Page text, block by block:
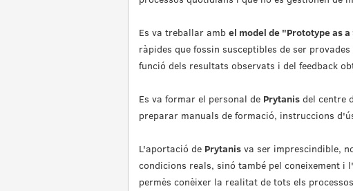
Es va treballar amb el model de "Prototype as
ràpides que fossin susceptibles de ser
funció dels resultats observats i del feedback
Es va formar el personal de Prytanisdel centre
preparar manuals de formació, instruccions
L'aportació de Prytanisva ser imprescindible,
condicions reals, sinó també pel coneixement i
permès conèixer la realitat de tots els